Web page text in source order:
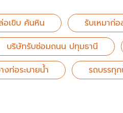
อเขิบ คันหิน รับเหมาก่
บริษัทรับซ่อมถนน ปทุมธานี
งท่อระบายน้ํา
รถบรรทุก